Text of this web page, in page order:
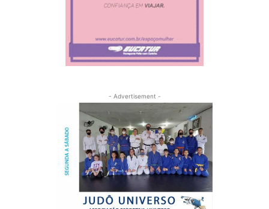
- Advertisement -